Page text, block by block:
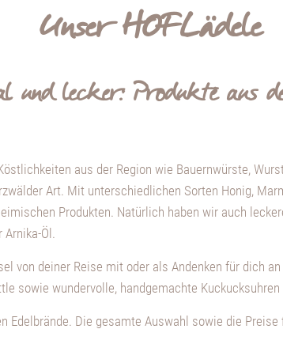
Unser HOFLädele
und lecker: Produkte aus
aus der Region wie Bauernwürste,
Art. Mit unterschiedlichen Sorten Honig,
Produkten. Natürlich haben wir auch
Öl.
von deiner Reise mit oder als Andenken für dich
sowie wundervolle, handgemachte Kuckucksuhren
Edelbrände. Die gesamte Auswahl sowie die